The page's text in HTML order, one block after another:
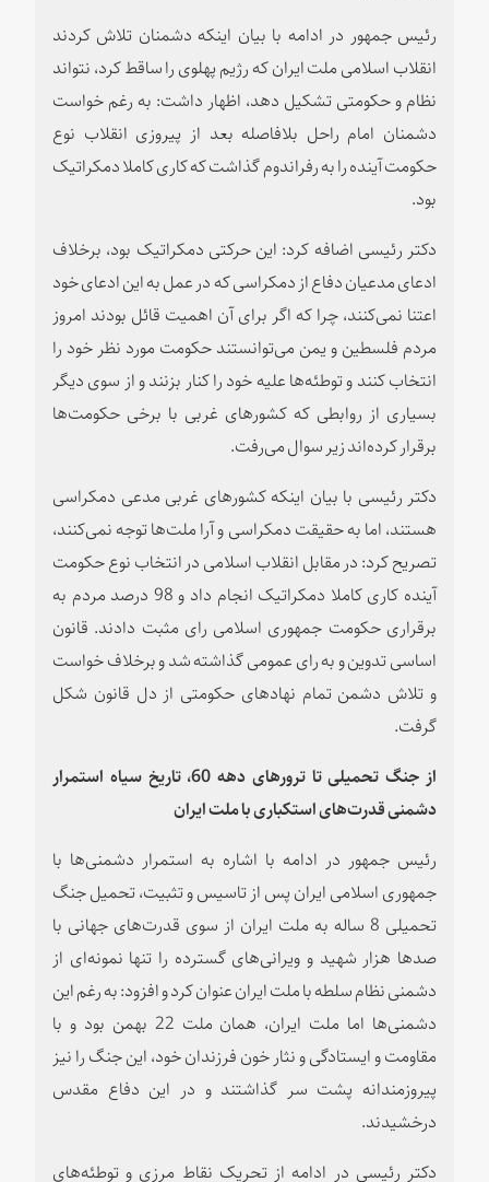
رئیس جمهور در ادامه با بیان اینکه دشمنان تلاش کردند
انقلاب اسلامی ملت ایران که رژیم پهلوی را ساقط کرد، نتواند
نظام و حکومتی تشکیل دهد، اظهار داشت: به رغم خواست
دشمنان امام راحل بلافاصله بعد از پیروزی انقلاب نوع
حکومت آینده را به رفراندوم گذاشت که کاری کاملا دمکراتیک
بود.
دکتر رئیسی اضافه کرد: این حرکتی دمکراتیک بود، برخلاف
ادعای مدعیان دفاع از دمکراسی که در عمل به این ادعای خود
اعتنا نمی‌کنند، چرا که اگر برای آن اهمیت قائل بودند امروز
مردم فلسطین و یمن می‌توانستند حکومت مورد نظر خود را
انتخاب کنند و توطئه‌ها علیه خود را کنار بزنند و از سوی دیگر
بسیاری از روابطی که کشورهای غربی با برخی حکومت‌ها
برقرار کرده‌اند زیر سوال می‌رفت.
دکتر رئیسی با بیان اینکه کشورهای غربی مدعی دمکراسی
هستند، اما به حقیقت دمکراسی و آرا ملت‌ها توجه نمی‌کنند،
تصریح کرد: در مقابل انقلاب اسلامی در انتخاب نوع حکومت
آینده کاری کاملا دمکراتیک انجام داد و 98 درصد مردم به
برقراری حکومت جمهوری اسلامی رای مثبت دادند. قانون
اساسی تدوین و به رای عمومی گذاشته شد و برخلاف خواست
و تلاش دشمن تمام نهادهای حکومتی از دل قانون شکل
گرفت.
از جنگ تحمیلی تا ترورهای دهه 60، تاریخ سیاه استمرار
دشمنی قدرت‌های استکباری با ملت ایران
رئیس جمهور در ادامه با اشاره به استمرار دشمنی‌ها با
جمهوری اسلامی ایران پس از تاسیس و تثبیت، تحمیل جنگ
تحمیلی 8 ساله به ملت ایران از سوی قدرت‌های جهانی با
صدها هزار شهید و ویرانی‌های گسترده را تنها نمونه‌ای از
دشمنی نظام سلطه با ملت ایران عنوان کرد و افزود: به رغم این
دشمنی‌ها اما ملت ایران، همان ملت 22 بهمن بود و با
مقاومت و ایستادگی و نثار خون فرزندان خود، این جنگ را نیز
پیروزمندانه پشت سر گذاشتند و در این دفاع مقدس
درخشیدند.
دکتر رئیسی در ادامه از تحریک نقاط مرزی و توطئه‌های